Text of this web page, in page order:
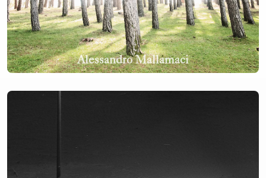
Alessandro Mallamaci